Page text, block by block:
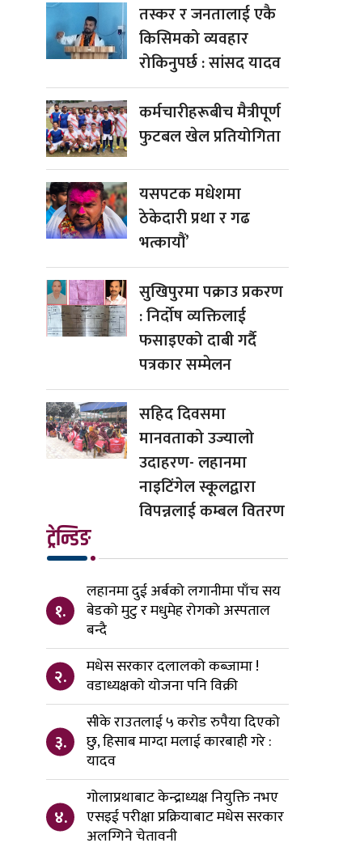
तस्कर र जनतालाई एकै
किसिमको व्यवहार
रोकिनुपर्छ : सांसद यादव
कर्मचारीहरूबीच मैत्रीपूर्ण
फुटबल खेल प्रतियोगिता
यसपटक मधेशमा
ठेकेदारी प्रथा र गढ
भत्कायौं’
सुखिपुरमा पक्राउ प्रकरण
: निर्दोष व्यक्तिलाई
फसाइएको दाबी गर्दै
पत्रकार सम्मेलन
सहिद दिवसमा
मानवताको उज्यालो
उदाहरण- लहानमा
नाइटिंगेल स्कूलद्वारा
विपन्नलाई कम्बल वितरण
ट्रेन्डिङ
१.
लहानमा दुई अर्बको लगानीमा पाँच सय
बेडको मुटु र मधुमेह रोगको अस्पताल
बन्दै
२.
मधेस सरकार दलालको कब्जामा !
वडाध्यक्षको योजना पनि विक्री
३.
सीके राउतलाई ५ करोड रुपैया दिएको
छु, हिसाब माग्दा मलाई कारबाही गरे :
यादव
४.
गोलाप्रथाबाट केन्द्राध्यक्ष नियुक्ति नभए
एसइई परीक्षा प्रक्रियाबाट मधेस सरकार
अलग्गिने चेतावनी